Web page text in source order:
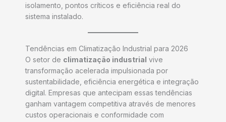
isolamento, pontos críticos e eficiência real do
sistema instalado.
Tendências em Climatização Industrial para 2026
O setor de climatização industrial vive
transformação acelerada impulsionada por
sustentabilidade, eficiência energética e integração
digital. Empresas que antecipam essas tendências
ganham vantagem competitiva através de menores
custos operacionais e conformidade com